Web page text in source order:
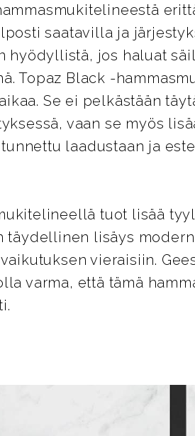
saatavilla ja
hyödyllistä, jos haluat
Topaz Black -
Se ei pelkästään
vaan se myös
laadustaan ja
tuot lisää
täydellinen lisäys
vieraisiin.
varma, että tämä